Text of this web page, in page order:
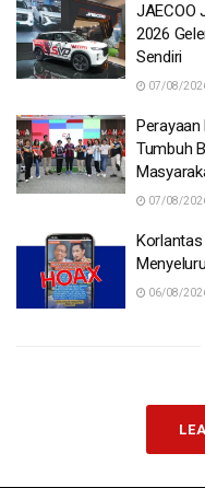
JAECOO
2026
Sendiri
07/08/
Tumbuh
07/08/
06/08/